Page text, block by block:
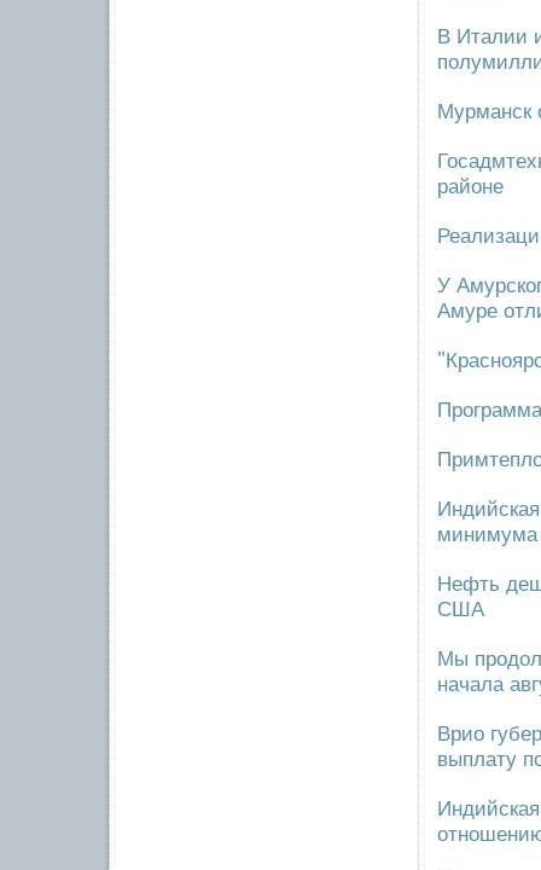
В Италии
Мурманск
районе
У
Амуре
минимума
Нефть
США
Мы
начала
Врио
выплату